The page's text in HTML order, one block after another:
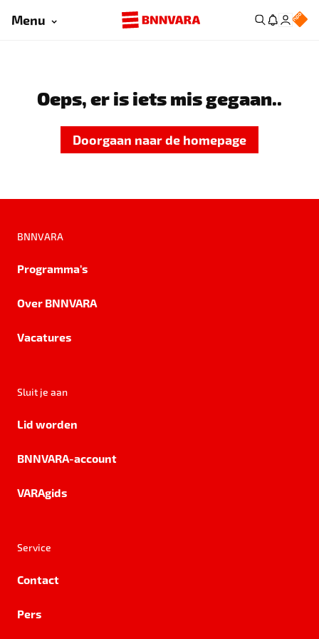
Menu
Oeps, er is iets mis gegaan..
Doorgaan naar de homepage
BNNVARA
Programma's
Over BNNVARA
Vacatures
Sluit je aan
Lid worden
BNNVARA-account
VARAgids
Service
Contact
Pers